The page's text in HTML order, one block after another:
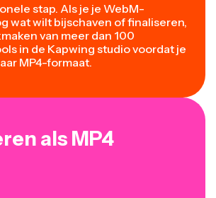
stap. Als je je WebM-
wat wilt bijschaven of finaliseren,
van meer dan 100
in de Kapwing studio voordat je
MP4-formaat.
als MP4